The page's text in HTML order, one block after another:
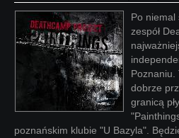
Po niemal
zespół
Poznaniu.
dobrze
granicą
poznańskim klubie "U Bazyla".